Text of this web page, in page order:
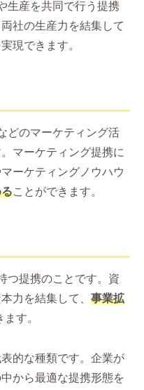
生産を共同で行う提携
社の生産力を結集して
現できます。
どのマーケティング活
マーケティング提携に
ーケティングノウハウ
ことができます。
つ提携のことです。資
力を結集して、 事業拡
す。
的な種類です。企業が
から最適な提携形態を